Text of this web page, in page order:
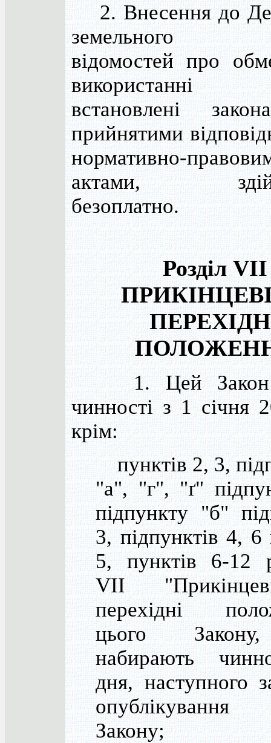
2. Внесення до
земельного
відомостей про
використанні
встановлені
прийнятими
нормативно-
актами,
безоплатно.
Розділ VII
1. Цей Закон
чинності з 1 січня
крім:
пунктів 2, 3,
"а", "г", "ґ"
підпункту "б"
3, підпунктів 4, 6
5, пунктів 6-12
VII
перехідні
цього
набирають
дня, наступного
опублікування
Закону;